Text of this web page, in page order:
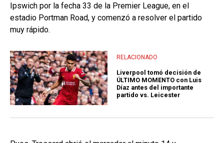
Ipswich por la fecha 33 de la Premier League, en el
estadio Portman Road, y comenzó a resolver el partido
muy rápido.
RELACIONADO
Liverpool tomó decisión de
ÚLTIMO MOMENTO con Luis
Díaz antes del importante
partido vs. Leicester